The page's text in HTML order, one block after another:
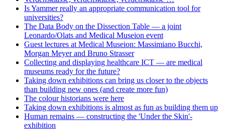
Is Yammer really an appropriate communication tool for
universities?
The Data Body on the Dissection Table — a joint
Leonardo/Olats and Medical Museion event
Guest lectures at Medical Museion: Massimiano Bucchi,
Morgan Meyer and Bruno Strasser
Collecting and displaying healthcare ICT — are medical
museums ready for the future?
Taking down exhibitions can bring us closer to the objects
than building new ones (and create more fun)
The colour historians were here
Taking down exhibitions is almost as fun as building them up
Human remains — constructing the 'Under the Skin'-
exhibition